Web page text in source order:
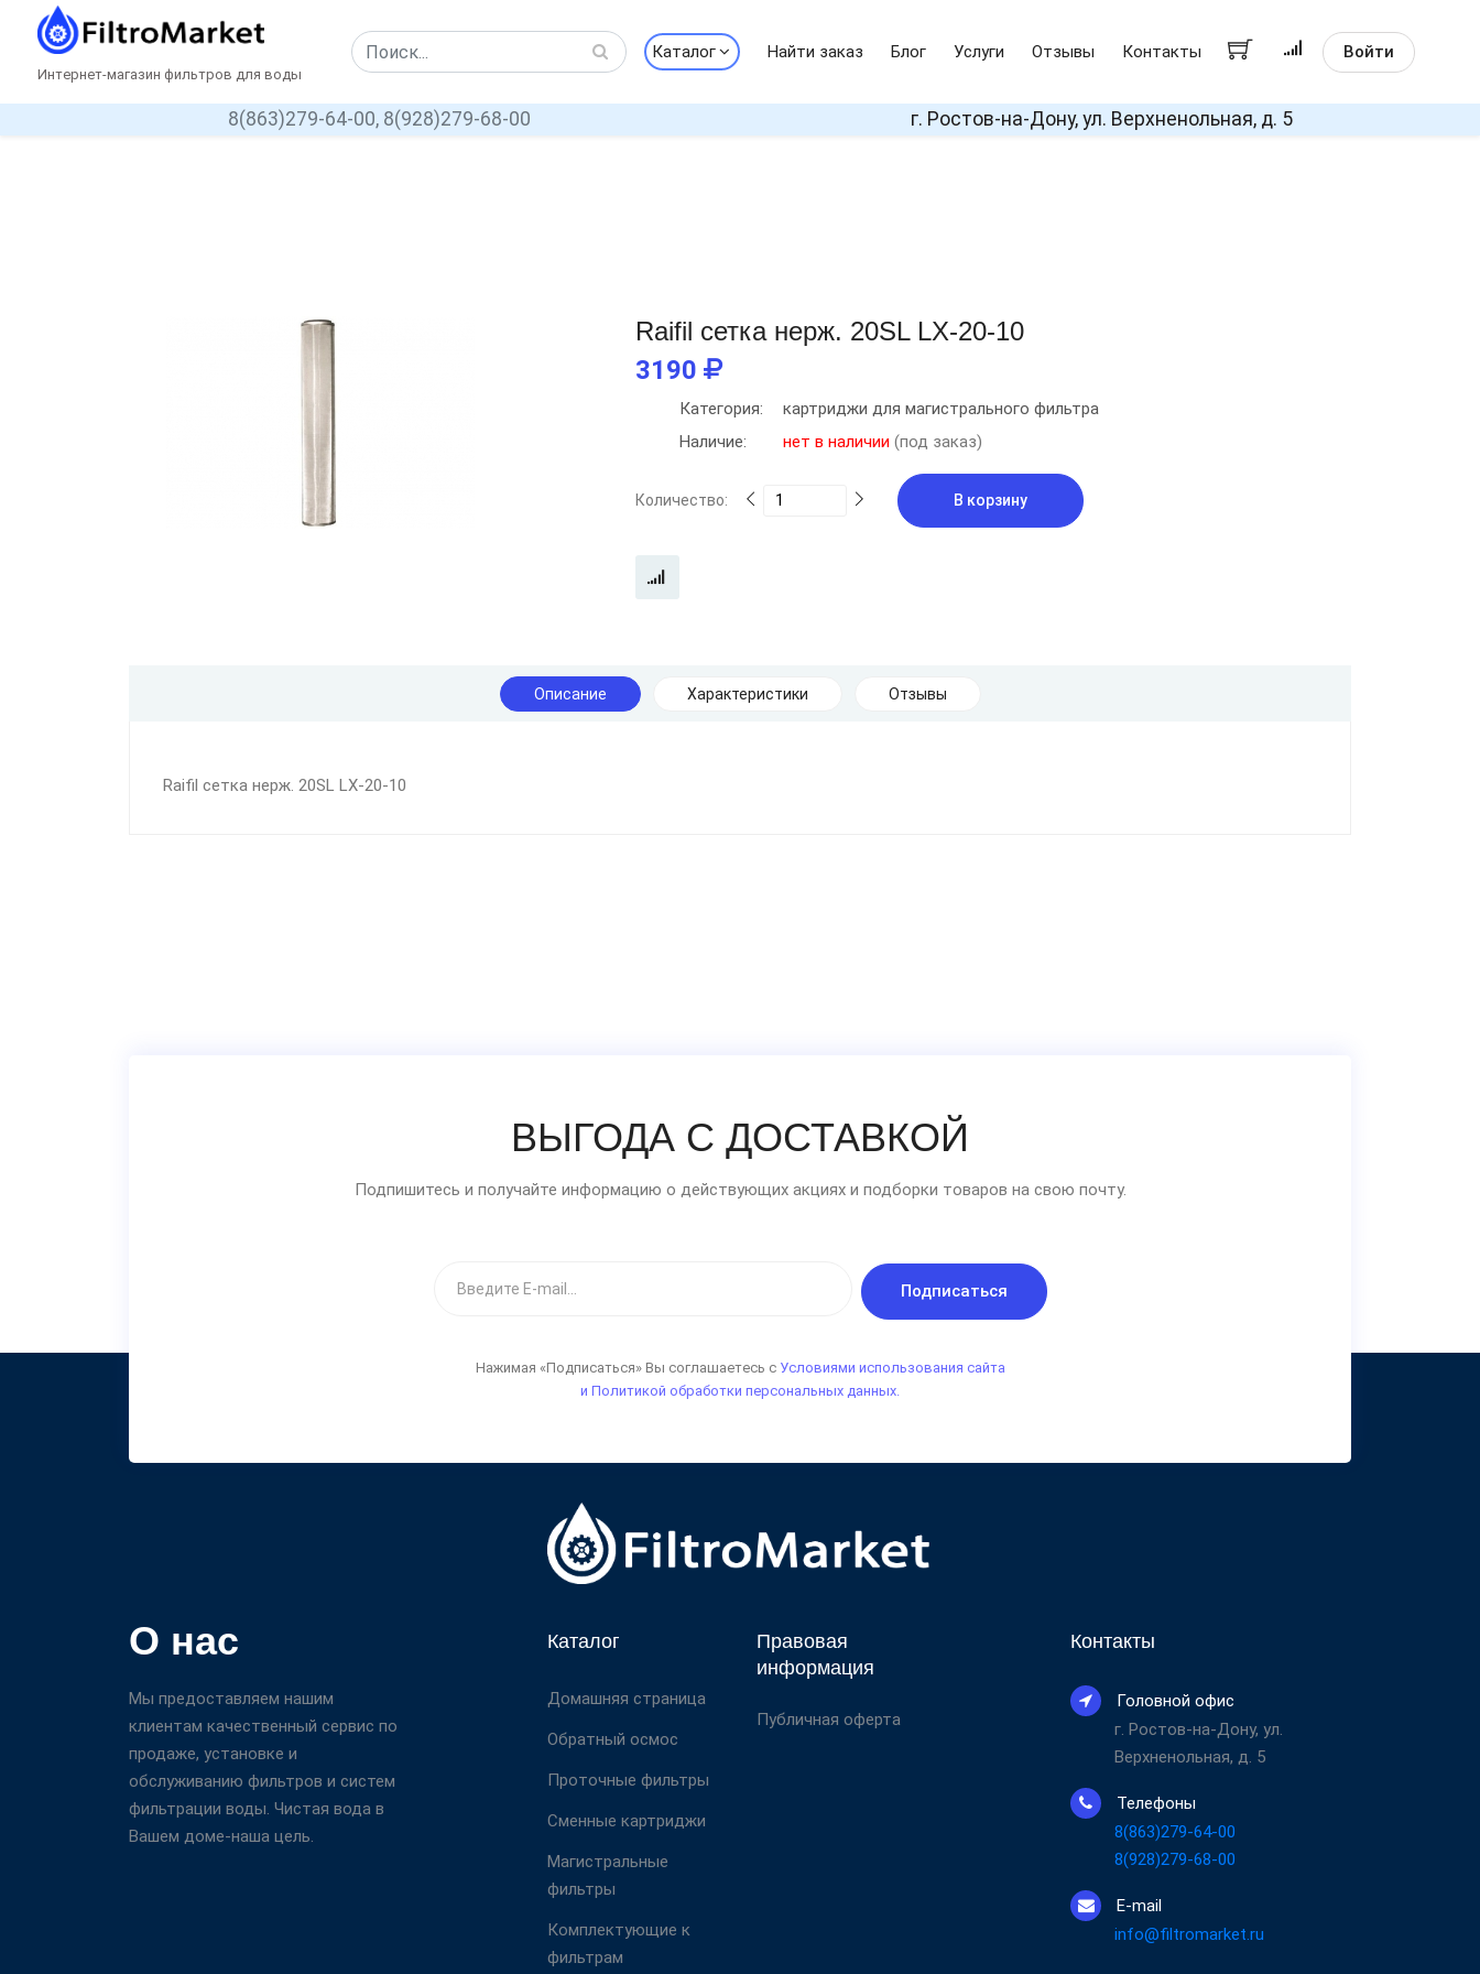
Интернет-магазин фильтров для воды
Каталог Найти заказ Блог Услуги Отзывы Контакты Войти
8(863)279-64-00, 8(928)279-68-00 г. Ростов-на-Дону, ул. Верхненольная, д. 5
Raifil сетка нерж. 20SL LX-20-10
3190
Категория:
картриджи для магистрального фильтра
Наличие:
нет в наличии (под заказ)
Количество: В корзину
Описание Характеристики Отзывы
Raifil сетка нерж. 20SL LX-20-10
ВЫГОДА С ДОСТАВКОЙ
Подпишитесь и получайте информацию о действующих акциях и подборки товаров на свою почту.
Подписаться
Нажимая «Подписаться» Вы соглашаетесь с Условиями использования сайта
и Политикой обработки персональных данных.
О нас
Мы предоставляем нашим
клиентам качественный сервис по
продаже, установке и
обслуживанию фильтров и систем
фильтрации воды. Чистая вода в
Вашем доме-наша цель.
Каталог
Домашняя страница
Обратный осмос
Проточные фильтры
Сменные картриджи
Магистральные
фильтры
Комплектующие к
фильтрам
Правовая
информация
Публичная оферта
Контакты
Головной офис
г. Ростов-на-Дону, ул.
Верхненольная, д. 5
Телефоны
8(863)279-64-00
8(928)279-68-00
E-mail
info@filtromarket.ru